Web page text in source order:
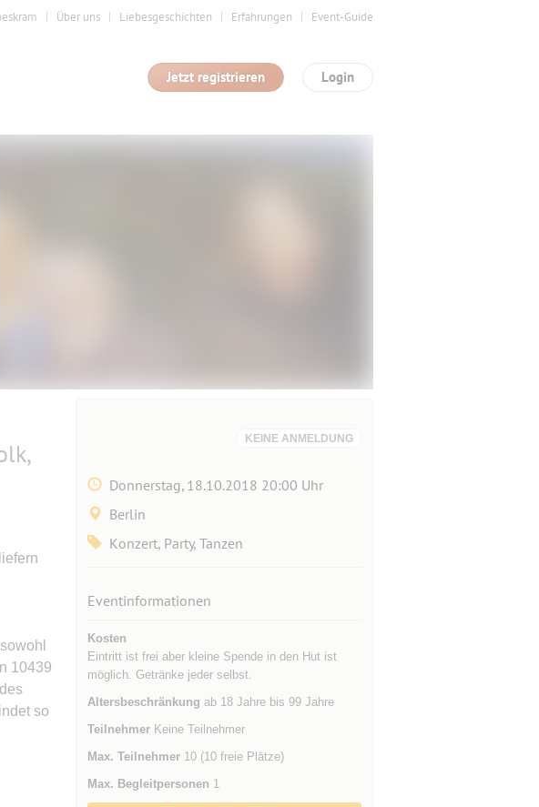
Über uns Liebesgeschichten Erfahrungen Event-Guide
Login
Jetzt registrieren
10439
so
KEINE ANMELDUNG
Donnerstag, 18.10.2018 20:00 Uhr
Berlin
Konzert, Party, Tanzen
Eventinformationen
Kosten
Eintritt ist frei aber kleine Spende in den Hut ist
möglich. Getränke jeder selbst.
Altersbeschränkung ab 18 Jahre bis 99 Jahre
TeilnehmerKeine Teilnehmer
Max. Teilnehmer10 (10 freie Plätze)
Max. Begleitpersonen 1